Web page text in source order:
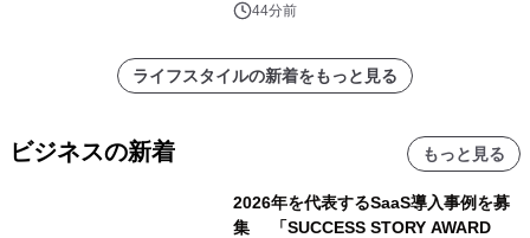
44分前
ライフスタイルの新着をもっと見る
ビジネスの新着 もっと見る
2026年を代表するSaaS導入事例を募
集 「SUCCESS STORY AWARD